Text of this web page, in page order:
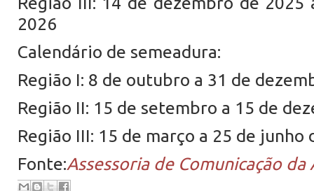
2026
Calendário de semeadura:
Região I: 8 de outubro a 31 de
Região II: 15 de setembro a 15 de
Região III: 15 de março a 25 de junho
Fonte:Assessoria de Comunicação da